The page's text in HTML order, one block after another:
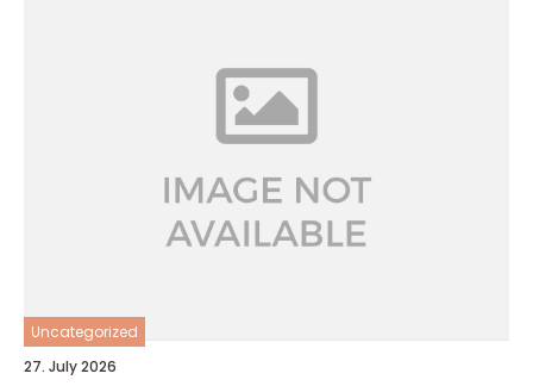
Uncategorized
27. July 2026